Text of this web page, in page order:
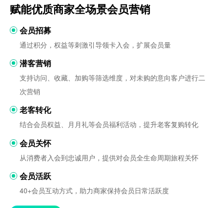
赋能优质商家全场景会员营销
会员招募
通过积分，权益等刺激引导领卡入会，扩展会员量
潜客营销
支持访问、收藏、加购等筛选维度，对未购的意向客户进行二
次营销
老客转化
结合会员权益、月月礼等会员福利活动，提升老客复购转化
会员关怀
从消费者入会到忠诚用户，提供对会员全生命周期旅程关怀
会员活跃
40+会员互动方式，助力商家保持会员日常活跃度